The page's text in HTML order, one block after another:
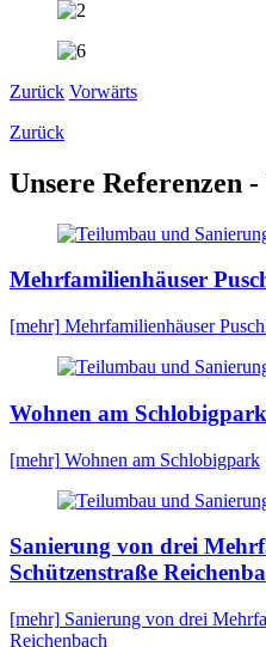
Zurück Vorwärts
Zurück
Unsere Referenzen
Mehrfamilienhäuser
[mehr] Mehrfamilienhäuser
Wohnen am Schlobigpark
[mehr] Wohnen am Schlobigpark
Sanierung von drei
Schützenstraße
[mehr] Sanierung von drei
Reichenbach